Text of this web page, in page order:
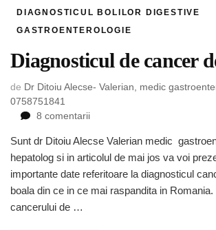
DIAGNOSTICUL BOLILOR DIGESTIVE
GASTROENTEROLOGIE
Diagnosticul de cancer
de Dr Ditoiu Alecse- Valerian, medic
0758751841
8 comentariila
de
cancer
de
colon
Sunt dr Ditoiu Alecse Valerian medic
hepatolog si in articolul de mai jos va voi
importante date referitoare la diagnosticul
boala din ce in ce mai raspandita in
cancerului de …